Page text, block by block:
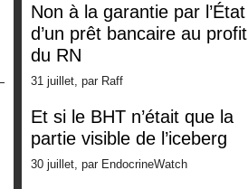
Non à la garantie par l’État
d’un prêt bancaire au profit
du RN
31 juillet, par Raff
Et si le BHT n’était que la
partie visible de l’iceberg
30 juillet, par EndocrineWatch